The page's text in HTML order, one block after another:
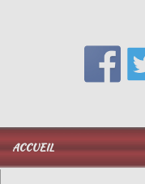
ACCUEIL
06 51 040 025